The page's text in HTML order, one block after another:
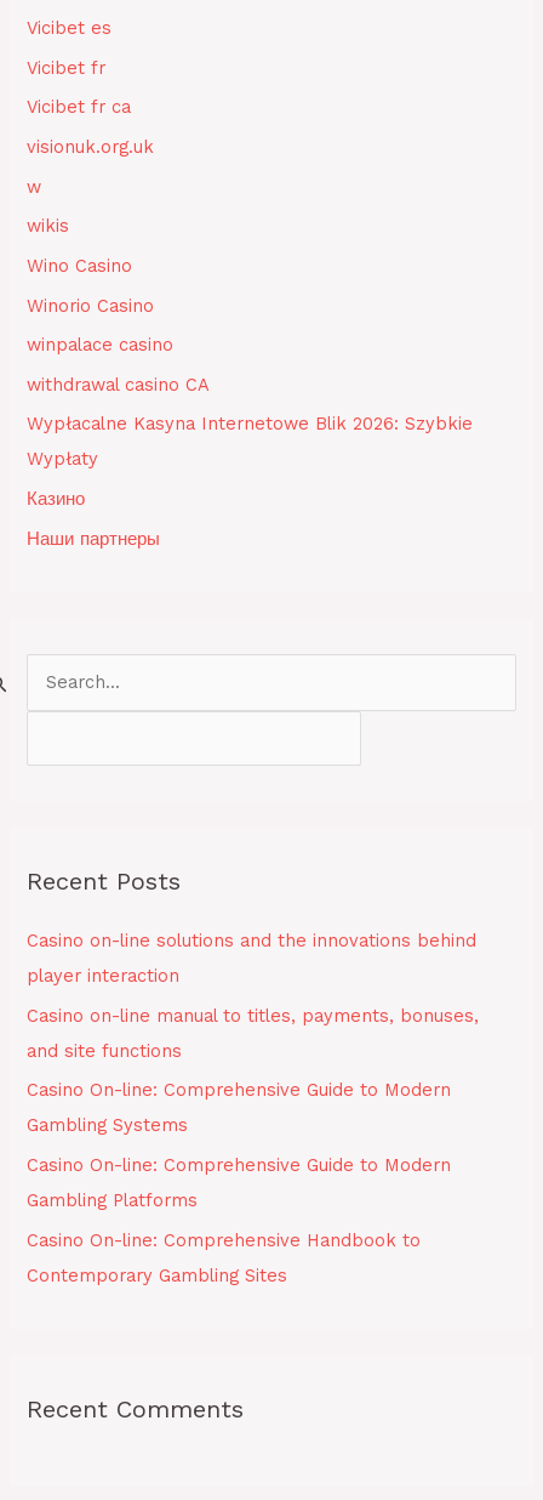
Vicibet es
Vicibet fr
Vicibet fr ca
visionuk.org.uk
w
wikis
Wino Casino
Winorio Casino
winpalace casino
withdrawal casino CA
Wypłacalne Kasyna Internetowe Blik 2026: Szybkie
Wypłaty
Казино
Наши партнеры
o
r
Recent Posts
Casino on-line solutions and the innovations behind
player interaction
Casino on-line manual to titles, payments, bonuses,
and site functions
Casino On-line: Comprehensive Guide to Modern
Gambling Systems
Casino On-line: Comprehensive Guide to Modern
Gambling Platforms
Casino On-line: Comprehensive Handbook to
Contemporary Gambling Sites
Recent Comments